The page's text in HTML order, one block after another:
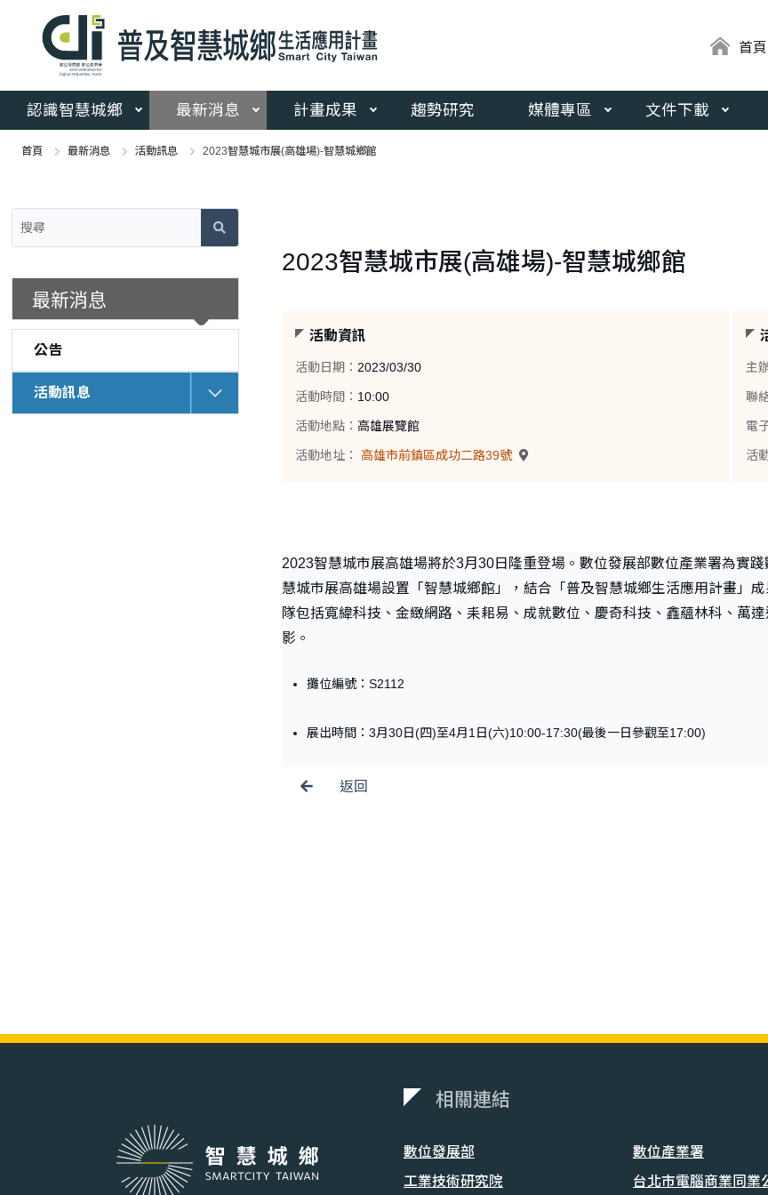
::: 首頁
認識智慧城鄉 最新消息 計畫成果 趨勢研究 媒體專區 文件下載
首頁 最新消息 活動訊息 2023智慧城市展(高雄場)-智慧城鄉館
最新消息
公告
活動訊息
2023智慧城市展(高雄場)-智慧城鄉館
活動資訊
活動日期： 2023/03/30
活動時間： 10:00
活動地點： 高雄展覽館
活動地址： 高雄市前鎮區成功二路39號
主
聯
電
活
2023智慧城市展高雄場將於3月30日隆重登場。數位發展部數位產業署為實
慧城市展高雄場設置「智慧城鄉館」，結合「普及智慧城鄉生活應用計畫」
隊包括寬緯科技、金緻網路、耒耜易、成就數位、慶奇科技、鑫蘊林科、萬
影。
攤位編號：S2112
展出時間：3月30日(四)至4月1日(六)10:00-17:30(最後一日參觀至17:00)
返回
相關連結
數位發展部 數位產業署
工業技術研究院
台北市電腦商業同業